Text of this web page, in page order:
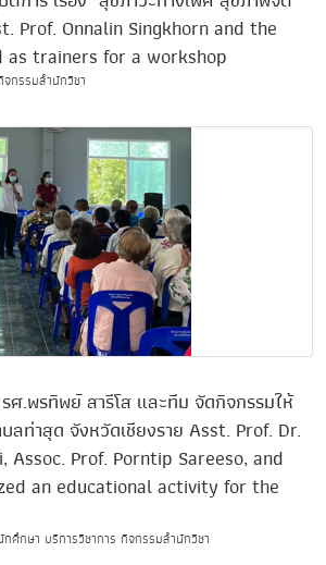
Prof. Onnalin Singkhorn and the
trainers for a workshop
กรรมสำนักวิชา
.พรทิพย์ สารีโส และทีม จัดกิจกรรมให้
ลท่าสุด จังหวัดเชียงราย Asst. Prof. Dr.
Prof. Porntip Sareeso, and
an educational activity for the
ศึกษา บริการวิชาการ กิจกรรมสำนักวิชา